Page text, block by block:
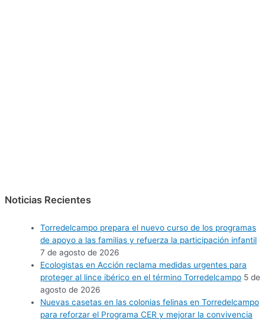
Noticias Recientes
Torredelcampo prepara el nuevo curso de los programas
de apoyo a las familias y refuerza la participación infantil
7 de agosto de 2026
Ecologistas en Acción reclama medidas urgentes para
proteger al lince ibérico en el término Torredelcampo 5 de
agosto de 2026
Nuevas casetas en las colonias felinas en Torredelcampo
para reforzar el Programa CER y mejorar la convivencia